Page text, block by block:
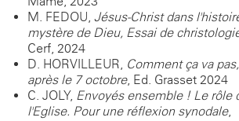
M. FEDOU, Jésus-Christ dans
mystère de Dieu, Essai de
Cerf, 2024
D. HORVILLEUR, Comment ça va
après le 7 octobre, Ed. Grasset 2024
C. JOLY, Envoyés ensemble ! Le rôle
l'Eglise. Pour une réflexion synodale,